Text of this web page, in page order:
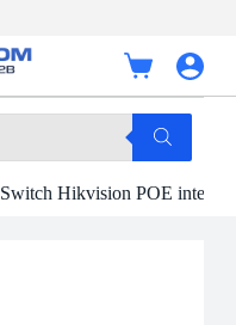
Panier
d’achat
Switch Hikvision POE